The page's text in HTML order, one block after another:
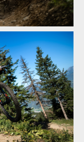
koni!
koni!